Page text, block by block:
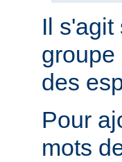
Il
groupe
des
Pour
mots